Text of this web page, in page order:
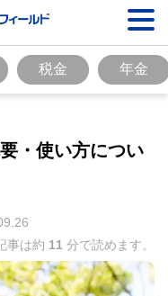
税金 年金
・使い方につい
事は約 11 分で読めます。